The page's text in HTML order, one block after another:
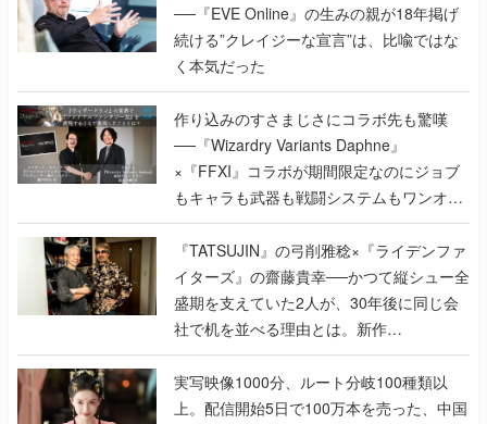
──『EVE Online』の生みの親が18年掲げ
続ける”クレイジーな宣言”は、比喩ではな
く本気だった
作り込みのすさまじさにコラボ先も驚嘆
──『Wizardry Variants Daphne』
×『FFXI』コラボが期間限定なのにジョブ
もキャラも武器も戦闘システムもワンオフ
で作り込まれた理由を両ディレクターに聞
く
『TATSUJIN』の弓削雅稔×『ライデンファ
イターズ』の齋藤貴幸──かつて縦シュー全
盛期を支えていた2人が、30年後に同じ会
社で机を並べる理由とは。新作
『TATSUJIN EXTREME』で初タッグを組
んだレジェンド2人に訊く開発秘話
実写映像1000分、ルート分岐100種類以
上。配信開始5日で100万本を売った、中国